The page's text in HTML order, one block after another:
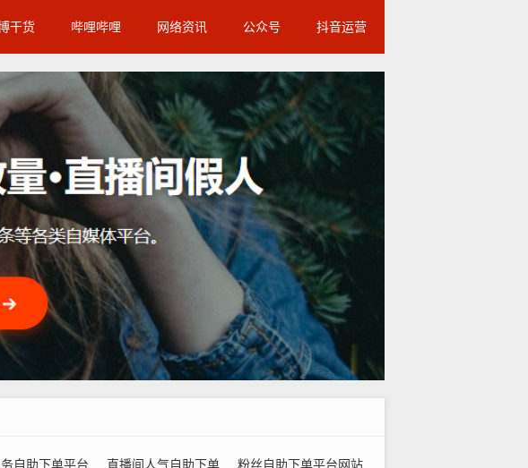
干货 哔哩哔哩 网络资讯 公众号 抖音运营
自助下单平台 直播间人气自助下单
粉丝自助下单平台网站